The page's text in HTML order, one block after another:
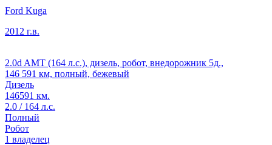
Ford Kuga
2012 г.в.
2.0d AMT (164 л.с.), дизель, робот, внедорожник 5д.,
146 591 км, полный, бежевый
Дизель
146591 км.
2.0 / 164 л.с.
Полный
Робот
1 владелец